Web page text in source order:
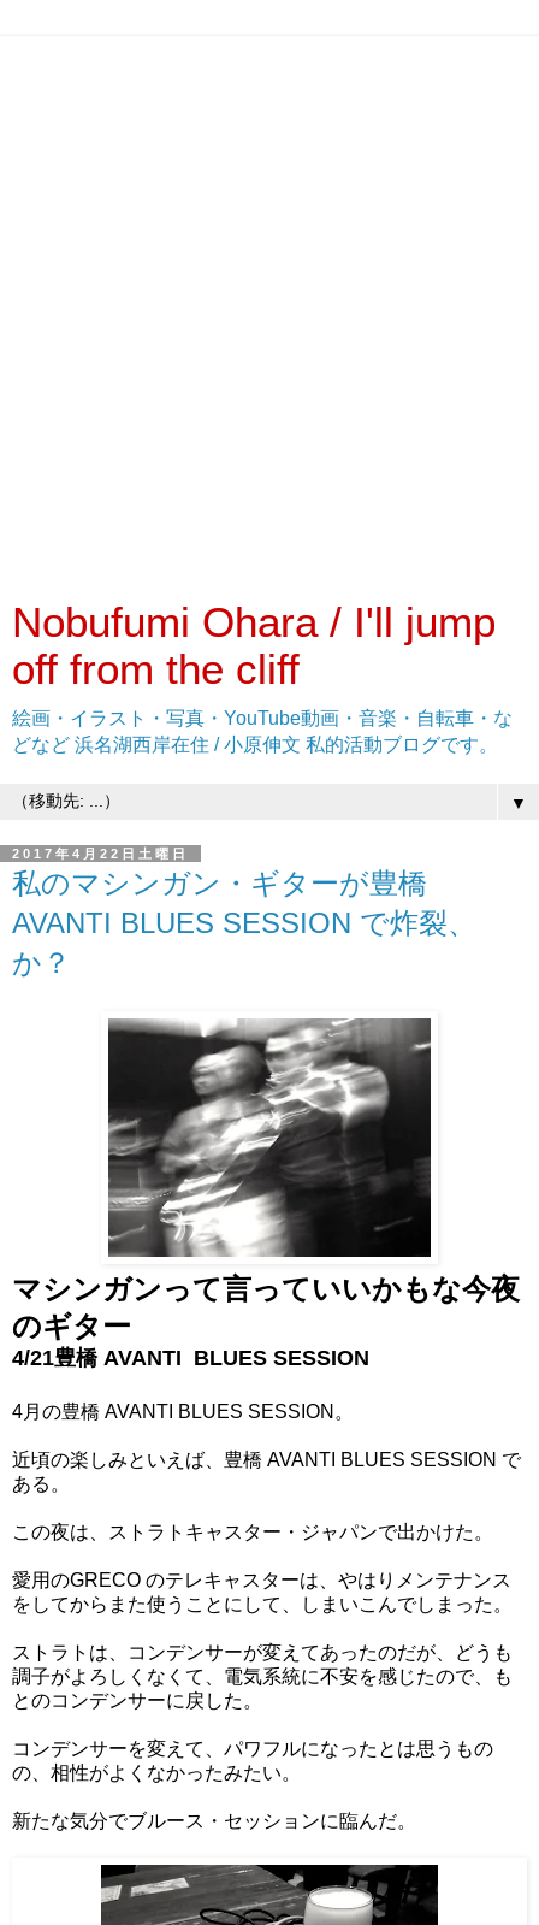
Nobufumi Ohara / I'll jump
off from the cliff
絵画・イラスト・写真・YouTube動画・音楽・自転車・な
どなど 浜名湖西岸在住 / 小原伸文 私的活動ブログです。
▼
2017年4月22日土曜日
私のマシンガン・ギターが豊橋
AVANTI BLUES SESSION で炸裂、
か？
マシンガンって言っていいかもな今夜
のギター
4/21豊橋 AVANTI BLUES SESSION
4月の豊橋 AVANTI BLUES SESSION。
近頃の楽しみといえば、豊橋 AVANTI BLUES SESSION で
ある。
この夜は、ストラトキャスター・ジャパンで出かけた。
愛用のGRECO のテレキャスターは、やはりメンテナンス
をしてからまた使うことにして、しまいこんでしまった。
ストラトは、コンデンサーが変えてあったのだが、どうも
調子がよろしくなくて、電気系統に不安を感じたので、も
とのコンデンサーに戻した。
コンデンサーを変えて、パワフルになったとは思うもの
の、相性がよくなかったみたい。
新たな気分でブルース・セッションに臨んだ。